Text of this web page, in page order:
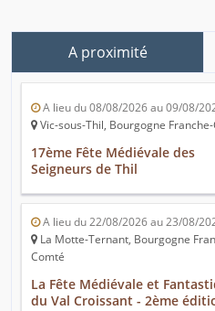
A proximité
A lieu du 08/08/2026 au 09/08/
Vic-sous-Thil, Bourgogne
17ème Fête Médiévale des
Seigneurs de Thil
A lieu du 22/08/2026 au 23/08/
La Motte-Ternant, Bourgogne
Comté
La Fête Médiévale et
du Val Croissant - 2ème